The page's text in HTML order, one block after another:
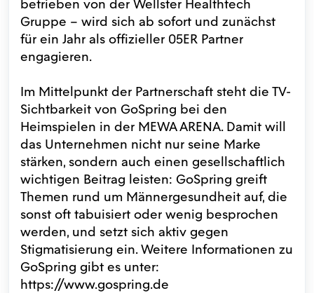
betrieben von der Wellster Healthtech
Gruppe – wird sich ab sofort und zunächst
für ein Jahr als offizieller 05ER Partner
engagieren.
Im Mittelpunkt der Partnerschaft steht die TV-
Sichtbarkeit von GoSpring bei den
Heimspielen in der MEWA ARENA. Damit will
das Unternehmen nicht nur seine Marke
stärken, sondern auch einen gesellschaftlich
wichtigen Beitrag leisten: GoSpring greift
Themen rund um Männergesundheit auf, die
sonst oft tabuisiert oder wenig besprochen
werden, und setzt sich aktiv gegen
Stigmatisierung ein. Weitere Informationen zu
GoSpring gibt es unter:
https://www.gospring.de